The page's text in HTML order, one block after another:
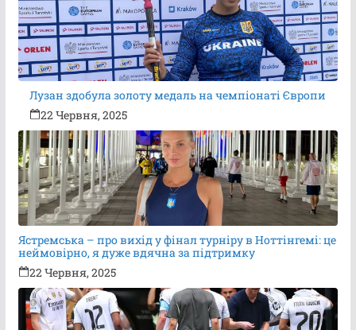
Лузан здобула золоту медаль на чемпіонаті Європи
22 Червня, 2025
Ястремська – про вихід у фінал турніру в Ноттінгемі: це
неймовірно, я дуже вдячна за підтримку
22 Червня, 2025